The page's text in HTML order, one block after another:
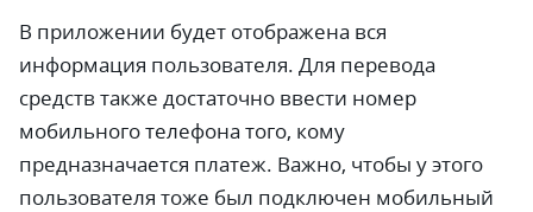
В приложении будет отображена вся
информация пользователя. Для перевода
средств также достаточно ввести номер
мобильного телефона того, кому
предназначается платеж. Важно, чтобы у этого
пользователя тоже был подключен мобильный